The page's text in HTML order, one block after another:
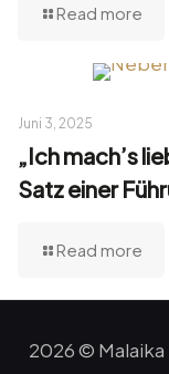
Read more
Juni 3, 2025
„Ich mach’s
Satz einer
Read more
2026 © Malaika